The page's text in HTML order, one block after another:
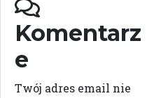
Komentarz
e
Twój adres email nie